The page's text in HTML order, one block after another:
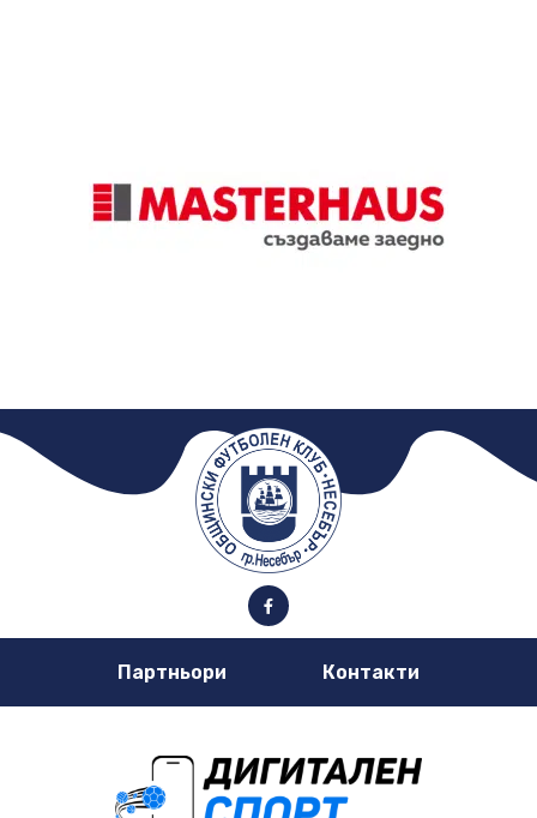
Партньори Контакти